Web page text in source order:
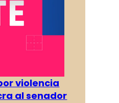
violencia
al senador